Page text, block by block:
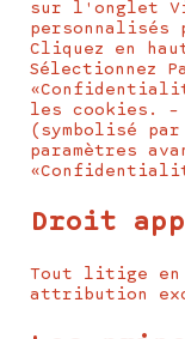
sur l'onglet
Cliquez en
Sélectionnez
les cookies. –
(symbolisé
paramètres
Droit
Tout litige
attribution